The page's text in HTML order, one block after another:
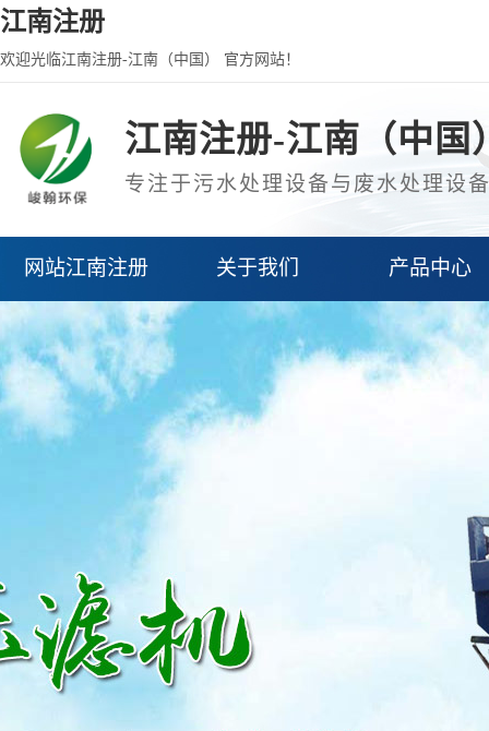
江南注册
欢迎光临江南注册-江南（中国） 官方网站！
江南注册-江南（中国
专注于污水处理设备与废水处理设
网站江南注册 关于我们 产品中心